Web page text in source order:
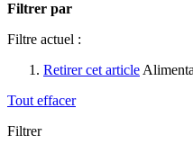
Filtrer par
Filtre actuel :
Retirer cet article
Tout effacer
Filtrer